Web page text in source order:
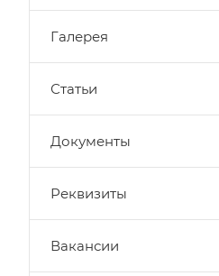
Галерея
Статьи
Документы
Реквизиты
Вакансии